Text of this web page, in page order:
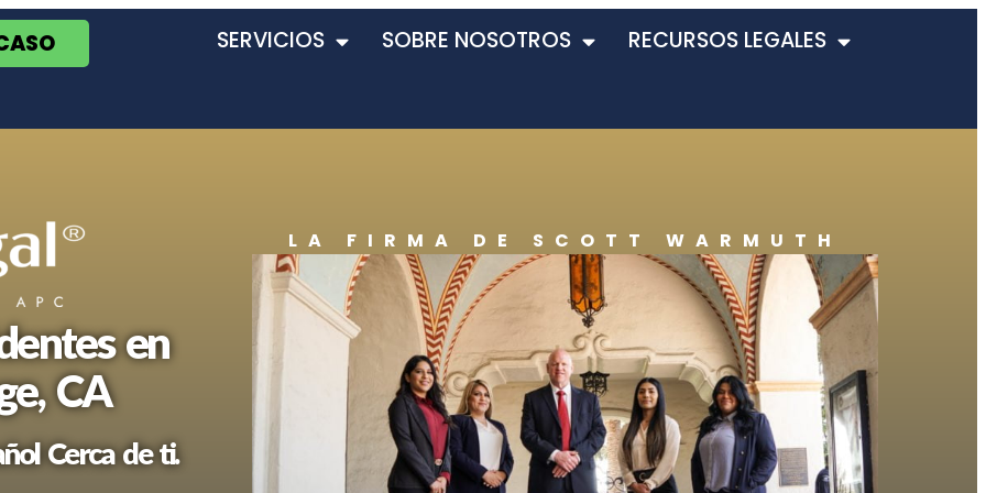
SERVICIOS SOBRE NOSOTROS RECURSOS LEGALES
en
CA
Cerca de ti.
LA FIRMA DE SCOTT WARMUTH